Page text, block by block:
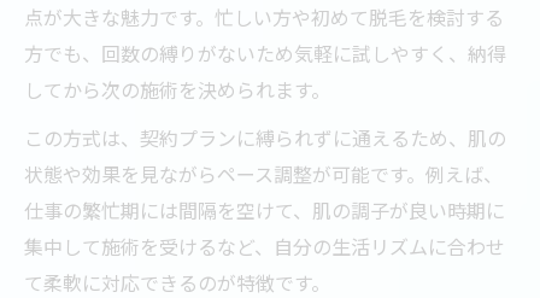
毛穴ケアに最適なLED脱毛の理由とは
気軽に始める都度払いサロンの魅力とは
都度払い脱毛で気軽に通える理由
初めての方も安心なサロンの工夫
En脱毛の都度払いシステム活用法
美容初心者にやさしい料金プラン
無理なく続けやすいサロン選びのコツ
点が大きな魅力です。忙しい方や初めて脱毛を検討する
方でも、回数の縛りがないため気軽に試しやすく、納得
してから次の施術を決められます。
この方式は、契約プランに縛られずに通えるため、肌の
状態や効果を見ながらペース調整が可能です。例えば、
仕事の繁忙期には間隔を空けて、肌の調子が良い時期に
集中して施術を受けるなど、自分の生活リズムに合わせ
て柔軟に対応できるのが特徴です。